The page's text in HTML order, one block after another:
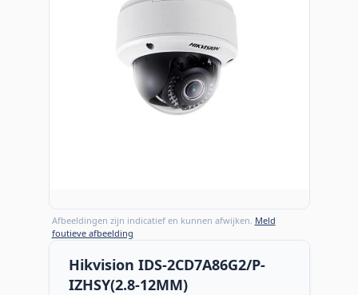
Afbeeldingen zijn indicatief en kunnen afwijken. Meld
foutieve afbeelding
Hikvision IDS-2CD7A86G2/P-
IZHSY(2.8-12MM)